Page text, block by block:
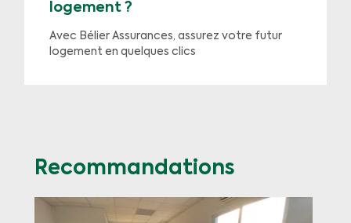
logement ?
Avec Bélier Assurances, assurez votre futur
logement en quelques clics
Recommandations